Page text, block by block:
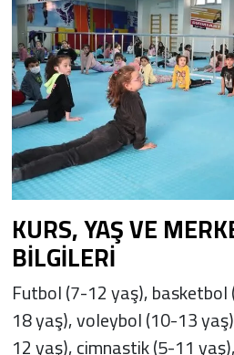
KURS, YAŞ VE
BİLGİLERİ
Futbol (7-12 yaş),
18 yaş), voleybol (10-13
12 yaş), cimnastik (5-11